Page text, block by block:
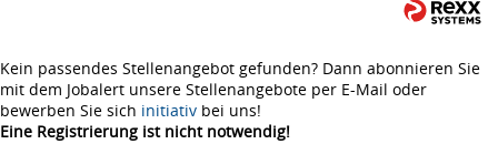
Kein passendes Stellenangebot gefunden? Dann abonnieren Sie
mit dem Jobalert unsere Stellenangebote per E-Mail oder
bewerben Sie sich initiativ bei uns!
Eine Registrierung ist nicht notwendig!